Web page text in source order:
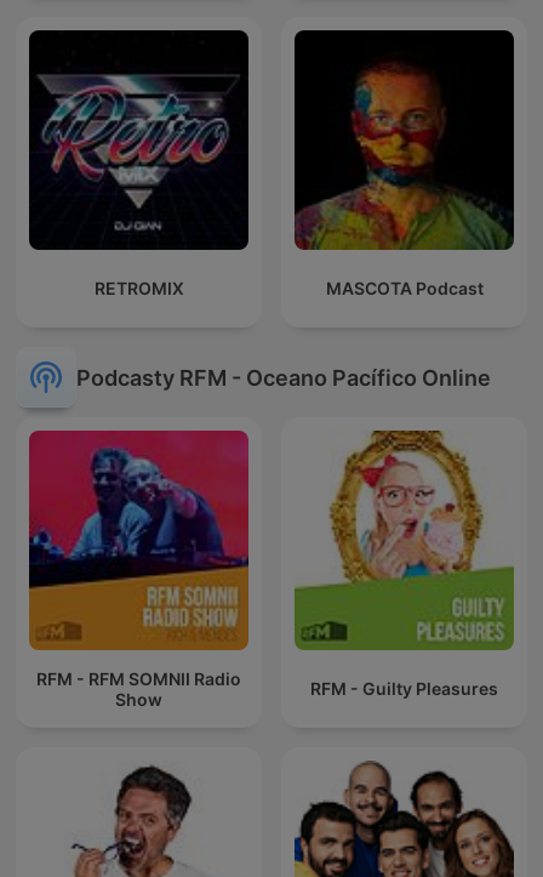
RETROMIX MASCOTA Podcast
Podcasty RFM - Oceano Pacífico Online
RFM - RFM SOMNII Radio
Show
RFM - Guilty Pleasures